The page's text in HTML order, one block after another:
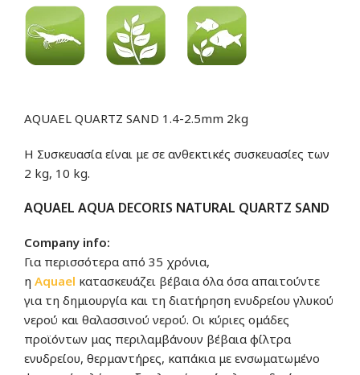
AQUAEL QUARTZ SAND 1.4-2.5mm 2kg
Η Συσκευασία είναι με σε ανθεκτικές συσκευασίες των
2 kg, 10 kg.
AQUAEL AQUA DECORIS NATURAL QUARTZ SAND
Company info:
Για περισσότερα από 35 χρόνια,
η Aquael κατασκευάζει βέβαια όλα όσα απαιτούντε
για τη δημιουργία και τη διατήρηση ενυδρείου γλυκού
νερού και θαλασσινού νερού. Οι κύριες ομάδες
προϊόντων μας περιλαμβάνουν βέβαια φίλτρα
ενυδρείου, θερμαντήρες, καπάκια με ενσωματωμένο